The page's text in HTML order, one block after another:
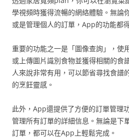
學視頻時獲得流暢的網絡體驗。無論
或是管理個人的訂單，App的功能都
重要的功能之一是「圖像查詢」，使
或上傳圖片識別食物並獲得相關的食
人來說非常有用，可以節省尋找食譜
的烹飪靈感。
此外，App還提供了方便的訂單管理
管理所有訂單的詳細信息。無論是下
訂單，都可以在App上輕鬆完成。